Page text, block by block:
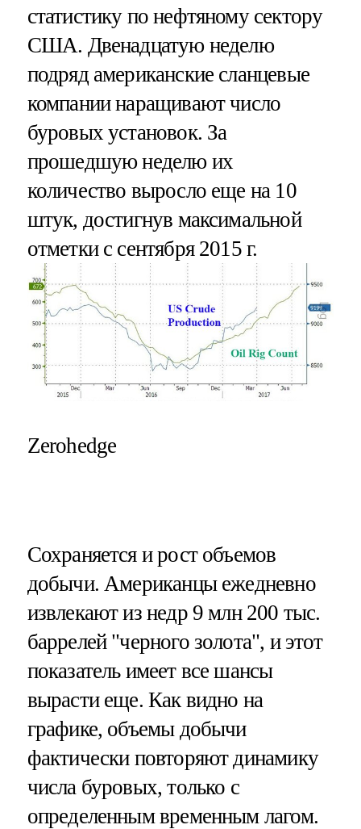
статистику по нефтяному сектору
США. Двенадцатую неделю
подряд американские сланцевые
компании наращивают число
буровых установок. За
прошедшую неделю их
количество выросло еще на 10
штук, достигнув максимальной
отметки с сентября 2015 г.
Zerohedge
Сохраняется и рост объемов
добычи. Американцы ежедневно
извлекают из недр 9 млн 200 тыс.
баррелей "черного золота", и этот
показатель имеет все шансы
вырасти еще. Как видно на
графике, объемы добычи
фактически повторяют динамику
числа буровых, только с
определенным временным лагом.